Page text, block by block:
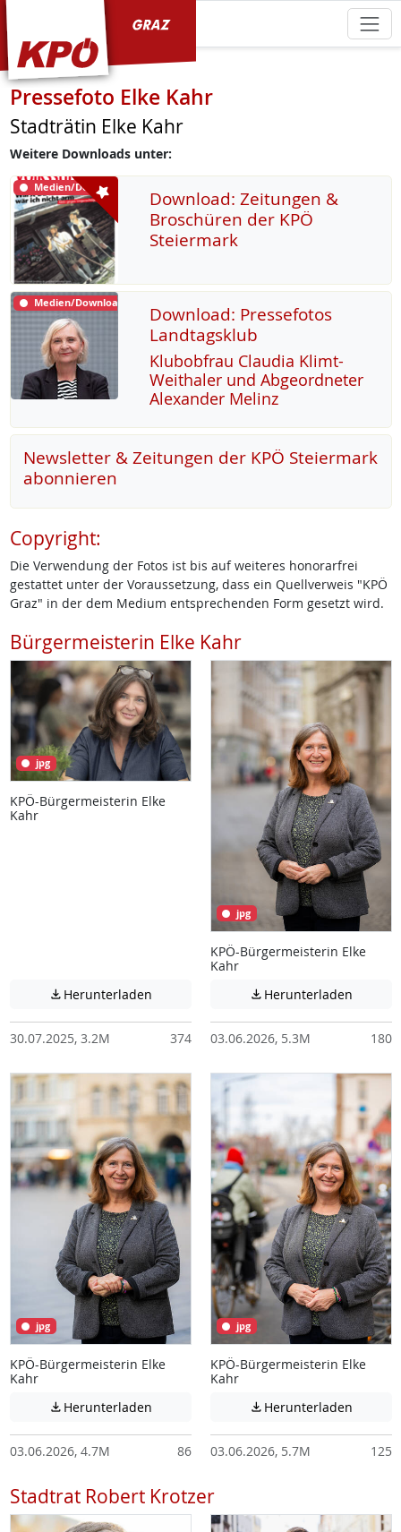
Pressefoto Elke Kahr
Stadträtin Elke Kahr
Weitere Downloads unter:
Medien/Download
Download: Zeitungen &
Broschüren der KPÖ
Steiermark
Medien/Download
Download: Pressefotos
Landtagsklub
Klu­b­ob­frau Clau­dia Klimt-
Weitha­ler und Ab­ge­ord­ne­ter
Alex­an­der Me­linz
Newsletter & Zeitungen der KPÖ Steiermark
abonnieren
Copyright:
Die Verwendung der Fotos ist bis auf weiteres honorarfrei
gestattet unter der Voraussetzung, dass ein Quellverweis "KPÖ
Graz" in der dem Medium entsprechenden Form gesetzt wird.
Bürgermeisterin Elke Kahr
jpg
KPÖ-Bürgermeisterin Elke
Kahr
 Herunterladen Achtung: Diese Datei enthält unter
30.07.2025, 3.2M 374
jpg
KPÖ-Bürgermeisterin Elke
Kahr
 Herunterladen
03.06.2026, 5.3M 180
jpg
KPÖ-Bürgermeisterin Elke
Kahr
 Herunterladen Achtung: Diese Datei enthält unter
03.06.2026, 4.7M 86
jpg
KPÖ-Bürgermeisterin Elke
Kahr
 Herunterladen
03.06.2026, 5.7M 125
Stadtrat Robert Krotzer